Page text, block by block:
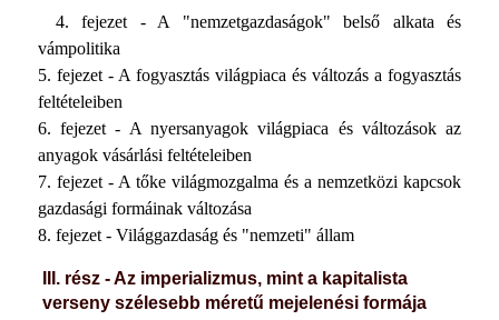
4. fejezet - A "nemzetgazdaságok" belső alkata és
vámpolitika
5. fejezet - A fogyasztás világpiaca és változás a fogyasztás
feltételeiben
6. fejezet - A nyersanyagok világpiaca és változások az
anyagok vásárlási feltételeiben
7. fejezet - A tőke világmozgalma és a nemzetközi kapcsok
gazdasági formáinak változása
8. fejezet - Világgazdaság és "nemzeti" állam
III. rész - Az imperializmus, mint a kapitalista
verseny szélesebb méretű mejelenési formája